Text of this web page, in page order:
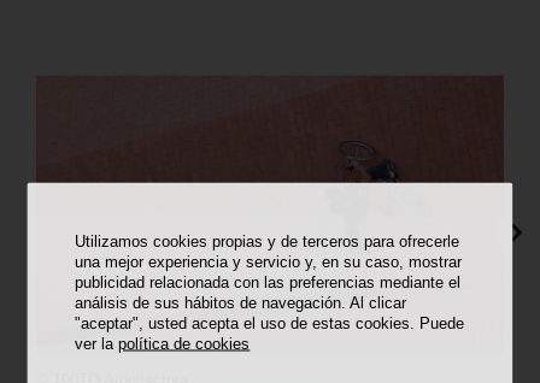
Utilizamos cookies propias y de terceros para ofrecerle
una mejor experiencia y servicio y, en su caso, mostrar
publicidad relacionada con las preferencias mediante el
análisis de sus hábitos de navegación. Al clicar
"aceptar", usted acepta el uso de estas cookies. Puede
ver lapolítica de cookies